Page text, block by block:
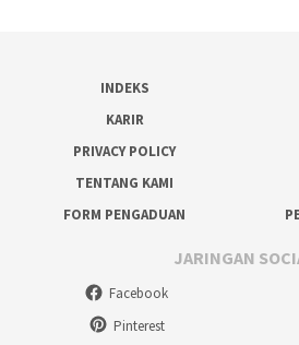
INDEKS
KARIR
PRIVACY POLICY
TENTANG KAMI
FORM PENGADUAN
JARINGAN
Facebook
Pinterest